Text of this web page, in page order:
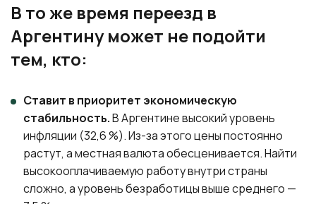
В то же время переезд в
Аргентину может не подойти
тем, кто:
Ставит в приоритет экономическую
стабильность.В Аргентине высокий уровень
инфляции (32,6 %). Из-за этого цены постоянно
растут, а местная валюта обесценивается. Найти
высокооплачиваемую работу внутри страны
сложно, а уровень безработицы выше среднего —